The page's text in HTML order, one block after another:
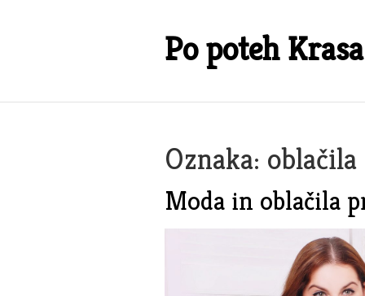
Po poteh Krasa
Oznaka: oblačila
Moda in oblačila